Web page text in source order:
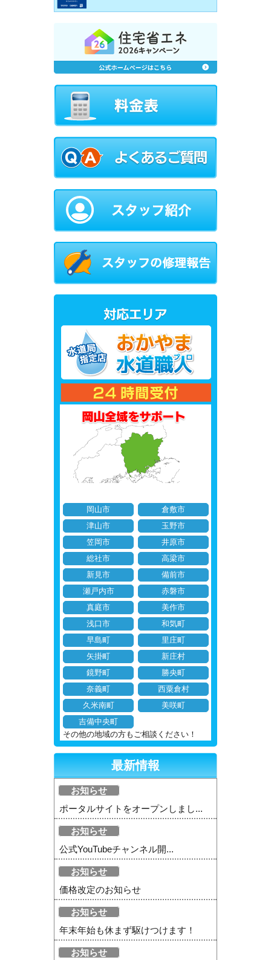
岡山市
倉敷市
津山市
玉野市
笠岡市
井原市
総社市
高梁市
新見市
備前市
瀬戸内市
赤磐市
真庭市
美作市
浅口市
和気町
早島町
里庄町
矢掛町
新庄村
鏡野町
勝央町
奈義町
西粟倉村
久米南町
美咲町
吉備中央町
その他の地域の方もご相談ください！
最新情報
お知らせ
ポータルサイトをオープンしまし...
お知らせ
公式YouTubeチャンネル開...
お知らせ
価格改定のお知らせ
お知らせ
年末年始も休まず駆けつけます！
お知らせ